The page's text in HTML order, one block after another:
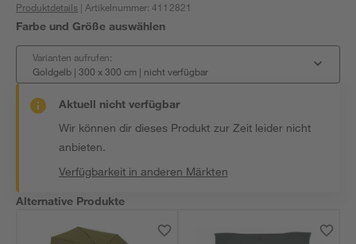
Produktdetails | Artikelnummer:4112821
Farbe und Größe auswählen
Varianten aufrufen:
Goldgelb | 300 x 300 cm | nicht verfügbar
Aktuell nicht verfügbar
Wir können dir dieses Produkt zur Zeit leider nicht
anbieten.
Verfügbarkeit in anderen Märkten
Alternative Produkte